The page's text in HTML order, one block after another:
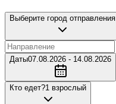
Выберите город отправления
Даты07.08.2026 - 14.08.2026
Кто едет?1 взрослый